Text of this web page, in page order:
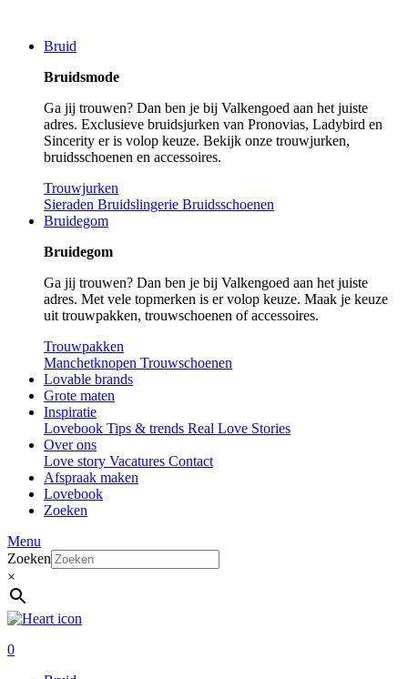
Bruid
Bruidsmode
Ga jij trouwen? Dan ben je bij Valkengoed aan het juiste
adres. Exclusieve bruidsjurken van Pronovias, Ladybird en
Sincerity er is volop keuze. Bekijk onze trouwjurken,
bruidsschoenen en accessoires.
Trouwjurken
Sieraden Bruidslingerie Bruidsschoenen
Bruidegom
Bruidegom
Ga jij trouwen? Dan ben je bij Valkengoed aan het juiste
adres. Met vele topmerken is er volop keuze. Maak je keuze
uit trouwpakken, trouwschoenen of accessoires.
Trouwpakken
Manchetknopen Trouwschoenen
Lovable brands
Grote maten
Inspiratie
Lovebook Tips & trends Real Love Stories
Over ons
Love story Vacatures Contact
Afspraak maken
Lovebook
Zoeken
Menu
Zoeken
×
0